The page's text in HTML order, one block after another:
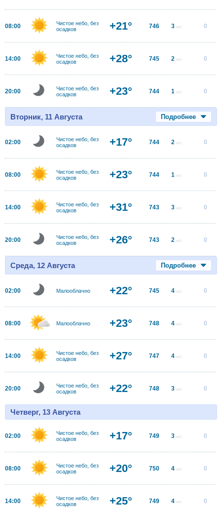
08:00
Чистое небо, без
осадков
+21° 746 3 м/с 0
14:00
Чистое небо, без
осадков
+28° 745 2 м/с 0
20:00
Чистое небо, без
осадков
+23° 744 1 м/с 0
Вторник, 11 Августа Подробнее
02:00
Чистое небо, без
осадков
+17° 744 2 м/с 0
08:00
Чистое небо, без
осадков
+23° 744 1 м/с 0
14:00
Чистое небо, без
осадков
+31° 743 3 м/с 0
20:00
Чистое небо, без
осадков
+26° 743 2 м/с 0
Среда, 12 Августа Подробнее
02:00 Малооблачно +22° 745 4 м/с 0
08:00 Малооблачно +23° 748 4 м/с 0
14:00
Чистое небо, без
осадков
+27° 747 4 м/с 0
20:00
Чистое небо, без
осадков
+22° 748 3 м/с 0
Четверг, 13 Августа
02:00
Чистое небо, без
осадков
+17° 749 3 м/с 0
08:00
Чистое небо, без
осадков
+20° 750 4 м/с 0
14:00
Чистое небо, без
осадков
+25° 749 4 м/с 0